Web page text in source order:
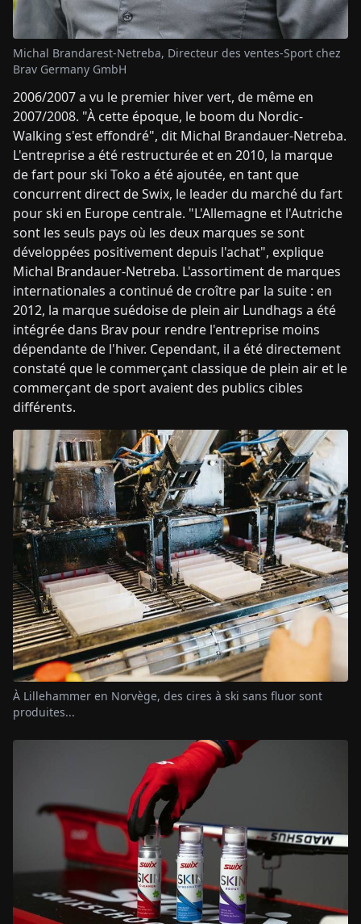
Michal Brandarest-Netreba, Directeur des ventes-Sport chez
Brav Germany GmbH
2006/2007 a vu le premier hiver vert, de même en
2007/2008. "À cette époque, le boom du Nordic-
Walking s'est effondré", dit Michal Brandauer-Netreba.
L'entreprise a été restructurée et en 2010, la marque
de fart pour ski Toko a été ajoutée, en tant que
concurrent direct de Swix, le leader du marché du fart
pour ski en Europe centrale. "L'Allemagne et l'Autriche
sont les seuls pays où les deux marques se sont
développées positivement depuis l'achat", explique
Michal Brandauer-Netreba. L'assortiment de marques
internationales a continué de croître par la suite : en
2012, la marque suédoise de plein air Lundhags a été
intégrée dans Brav pour rendre l'entreprise moins
dépendante de l'hiver. Cependant, il a été directement
constaté que le commerçant classique de plein air et le
commerçant de sport avaient des publics cibles
différents.
À Lillehammer en Norvège, des cires à ski sans fluor sont
produites...